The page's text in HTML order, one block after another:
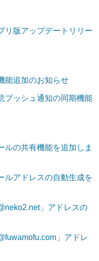
リ版アップデートリリー
能追加のお知らせ
プッシュ通知の同期機能
ルの共有機能を追加しま
ルアドレスの自動生成を
」アドレスの
」アドレ